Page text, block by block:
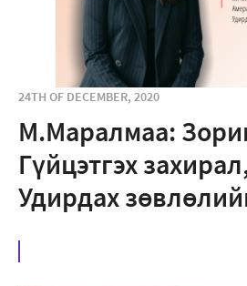
24TH OF DECEMBER, 2020
М.Маралмаа:
Гүйцэтгэх
Удирдах